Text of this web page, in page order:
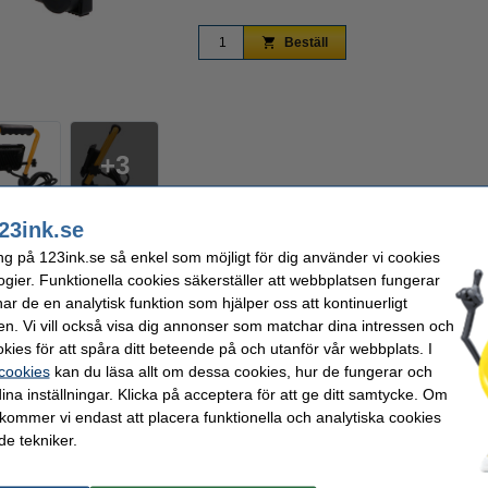
3
Beställ
ljus för jobb och aktiviteter. Bygglampan är portabel och du kan enkelt flytta
finnas en eluttag i närheten.
och är dammtät och skyddad mot vattenstänk (upp till 12,5L/minut) från
garage eller källare. Den har även ett robust aluminiumhölje och är
på 4000K vilket gör att starkt vitt ljus distribueras. Den maximala
är livslängden för denna bygglampa 25000 timmar.
på 123ink.se så enkel som möjligt för dig använder vi cookies
Funktionella cookies säkerställer att webbplatsen fungerar
de en analytisk funktion som hjälper oss att kontinuerligt
Vi vill också visa dig annonser som matchar dina intressen och
för att spåra ditt beteende på och utanför vår webbplats. I
kan du läsa allt om dessa cookies, hur de fungerar och
inställningar. Klicka på acceptera för att ge ditt samtycke. Om
vi endast att placera funktionella och analytiska cookies
tekniker.